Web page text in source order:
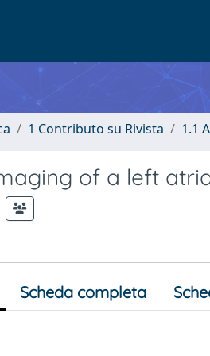
1 Contributo su Rivista 1.1
of a left
Scheda completa